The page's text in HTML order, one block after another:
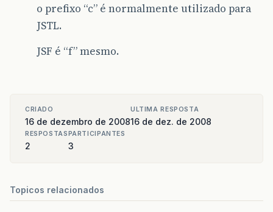
o prefixo “c” é normalmente utilizado para
JSTL.
JSF é “f” mesmo.
CRIADO
16 de dezembro de 2008
ULTIMA RESPOSTA
16 de dez. de 2008
RESPOSTAS
2
PARTICIPANTES
3
Topicos relacionados